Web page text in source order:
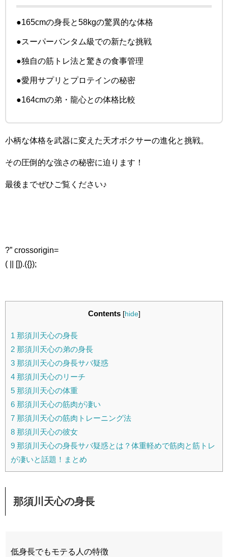
●165cmの身長と58kgの驚異的な体格
●スーパーバンタム級での新たな挑戦
●独自の筋トレ法と驚きの食事管理
●愛用サプリとプロテインの秘密
●164cmの弟・龍心との体格比較
小柄な体格を武器に変えた天才ボクサーの進化と挑戦。
その圧倒的な強さの秘密に迫ります！
最後までぜひご覧ください♪
?” crossorigin=
( || []).({});
Contents [hide]
1 那須川天心の身長
2 那須川天心の弟の身長
3 那須川天心の身長サバ疑惑
4 那須川天心のリーチ
5 那須川天心の体重
6 那須川天心の筋肉が凄い
7 那須川天心の筋肉トレーニング法
8 那須川天心の彼女
9 那須川天心の身長サバ疑惑とは？体重軽めで筋肉と筋トレ
が凄いと話題！まとめ
那須川天心の身長
低身長でもモテる人の特徴